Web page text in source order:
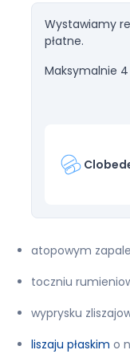
Wystawiamy
płatne.
Maksymalnie
atopowym
toczniu
wyprysku
liszaju płaskim o